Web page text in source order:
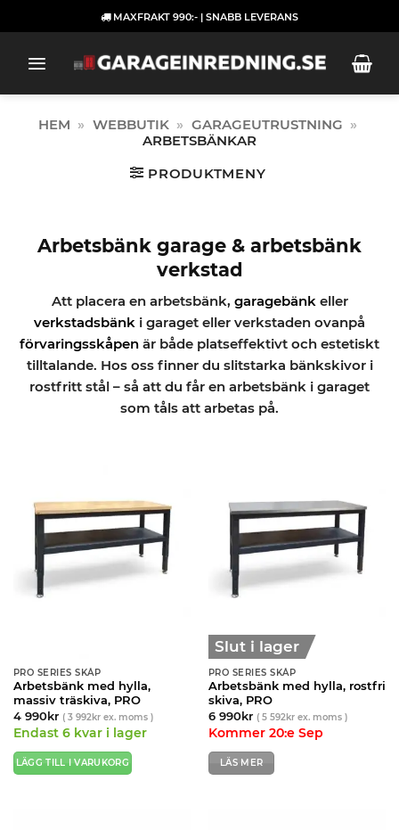
to
MAXFRAKT 990:- | SNABB LEVERANS
HEM » WEBBUTIK » GARAGEUTRUSTNING »
ARBETSBÄNKAR
PRODUKTMENY
Arbetsbänk garage & arbetsbänk
verkstad
Att placera en arbetsbänk, garagebänkeller
verkstadsbänk i garaget eller verkstaden ovanpå
förvaringsskåpen är både platseffektivt och estetiskt
tilltalande. Hos oss finner du slitstarka bänkskivor i
rostfritt stål – så att du får en arbetsbänk i garaget
som tåls att arbetas på.
PRO SERIES SKÅP
Arbetsbänk med hylla,
massiv träskiva, PRO
4 990kr ( 3 992krex. moms )
Endast 6 kvar i lager
LÄGG TILL I VARUKORG
Slut i lager
PRO SERIES SKÅP
Arbetsbänk med hylla, rostfri
skiva, PRO
6 990kr ( 5 592krex. moms )
Kommer 20:e Sep
LÄS MER